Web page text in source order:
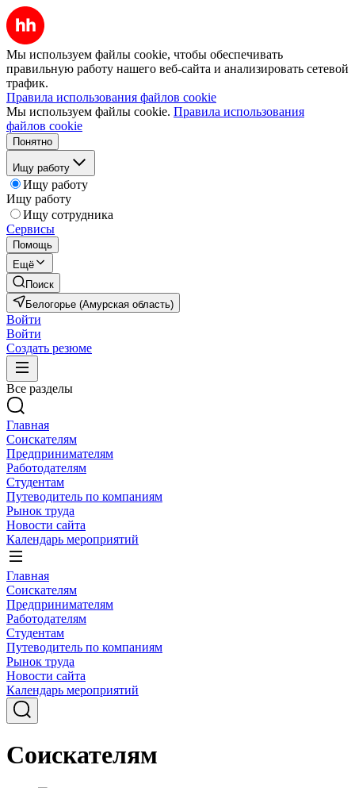
Мы используем файлы cookie, чтобы обеспечивать
правильную работу нашего веб-сайта и анализировать сетевой
трафик.
Правила использования файлов cookie
Мы используем файлы cookie. Правила использования
файлов cookie
Понятно
Ищу работу
Ищу работу
Ищу работу
Ищу сотрудника
Сервисы
Помощь
Ещё
Поиск
Белогорье (Амурская область)
Войти
Войти
Создать резюме
Все разделы
Главная
Соискателям
Предпринимателям
Работодателям
Студентам
Путеводитель по компаниям
Рынок труда
Новости сайта
Календарь мероприятий
Главная
Соискателям
Предпринимателям
Работодателям
Студентам
Путеводитель по компаниям
Рынок труда
Новости сайта
Календарь мероприятий
Соискателям